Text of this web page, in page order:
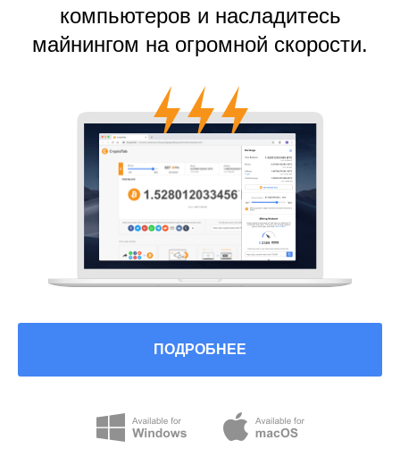
компьютеров и насладитесь
майнингом на огромной скорости.
ПОДРОБНЕЕ